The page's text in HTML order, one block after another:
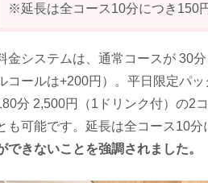
※延長は全コース10分につき150
金システムは、通常コースが 30
コールは+200円）。平日限定パ
分 2,500円（1ドリンク付）の2
も可能です。延長は全コース10分
できないことを強調されました。